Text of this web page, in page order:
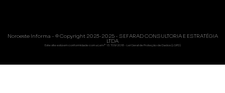
Noroeste Informa - © Copyright 2023-2025 - SEFARAD CONSULTORIA E ESTRATÉGIA
LTDA
Este site está em conformidade com a Lei nº 13.709/2018 - Lei Geral de Proteção de Dados (LGPD)